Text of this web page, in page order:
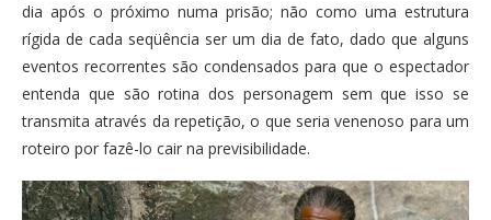
dia após o próximo numa prisão; não como uma estrutura
rígida de cada seqüência ser um dia de fato, dado que alguns
eventos recorrentes são condensados para que o espectador
entenda que são rotina dos personagem sem que isso se
transmita através da repetição, o que seria venenoso para um
roteiro por fazê-lo cair na previsibilidade.